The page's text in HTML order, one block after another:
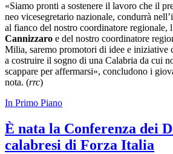
«Siamo pronti a sostenere il lavoro che il
neo vicesegretario nazionale, condurrà
al fianco del nostro coordinatore regionale,
Cannizzaro e del nostro coordinatore
Milia, saremo promotori di idee e iniziative
a costruire il sogno di una Calabria da cui
scappare per affermarsi», concludono i
nota. (rrc)
In Primo Piano
È nata la Conferenza dei
calabresi di Forza Italia